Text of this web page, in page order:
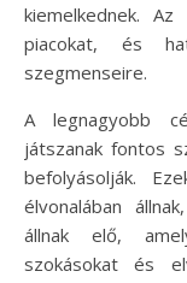
kiemelkednek.
piacokat, és
szegmenseire.
A legnagyobb
játszanak fontos
befolyásolják.
élvonalában
állnak elő,
szokásokat és